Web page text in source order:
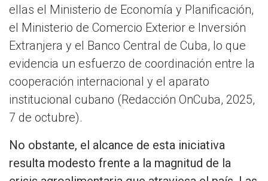
ellas el Ministerio de Economía y Planificación,
el Ministerio de Comercio Exterior e Inversión
Extranjera y el Banco Central de Cuba, lo que
evidencia un esfuerzo de coordinación entre la
cooperación internacional y el aparato
institucional cubano (Redacción OnCuba, 2025,
7 de octubre).
No obstante, el alcance de esta iniciativa
resulta modesto frente a la magnitud de la